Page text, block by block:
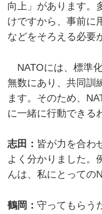
向上」があります。
けですから、事前に
などをそろえる必要
NATOには、標準
無数にあり、共同訓
ます。そのため、
に一緒に行動できる
志田： 皆が力を合わ
よく分かりました。
んは、私にとっての
鶴岡： 守ってもらう